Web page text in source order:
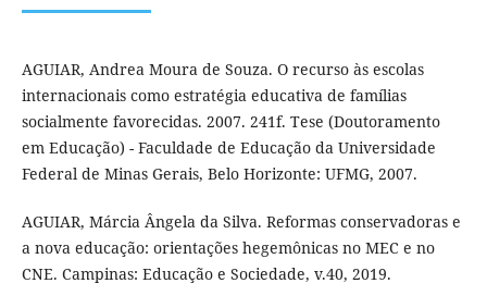
AGUIAR, Andrea Moura de Souza. O recurso às escolas
internacionais como estratégia educativa de famílias
socialmente favorecidas. 2007. 241f. Tese (Doutoramento
em Educação) - Faculdade de Educação da Universidade
Federal de Minas Gerais, Belo Horizonte: UFMG, 2007.
AGUIAR, Márcia Ângela da Silva. Reformas conservadoras e
a nova educação: orientações hegemônicas no MEC e no
CNE. Campinas: Educação e Sociedade, v.40, 2019.